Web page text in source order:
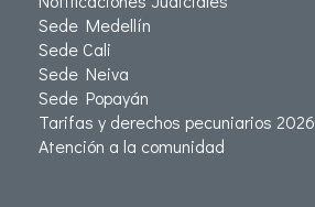
Sede Medellín
Sede Cali
Sede Neiva
Sede Popayán
Tarifas y derechos pecuniarios 2026
Atención a la comunidad